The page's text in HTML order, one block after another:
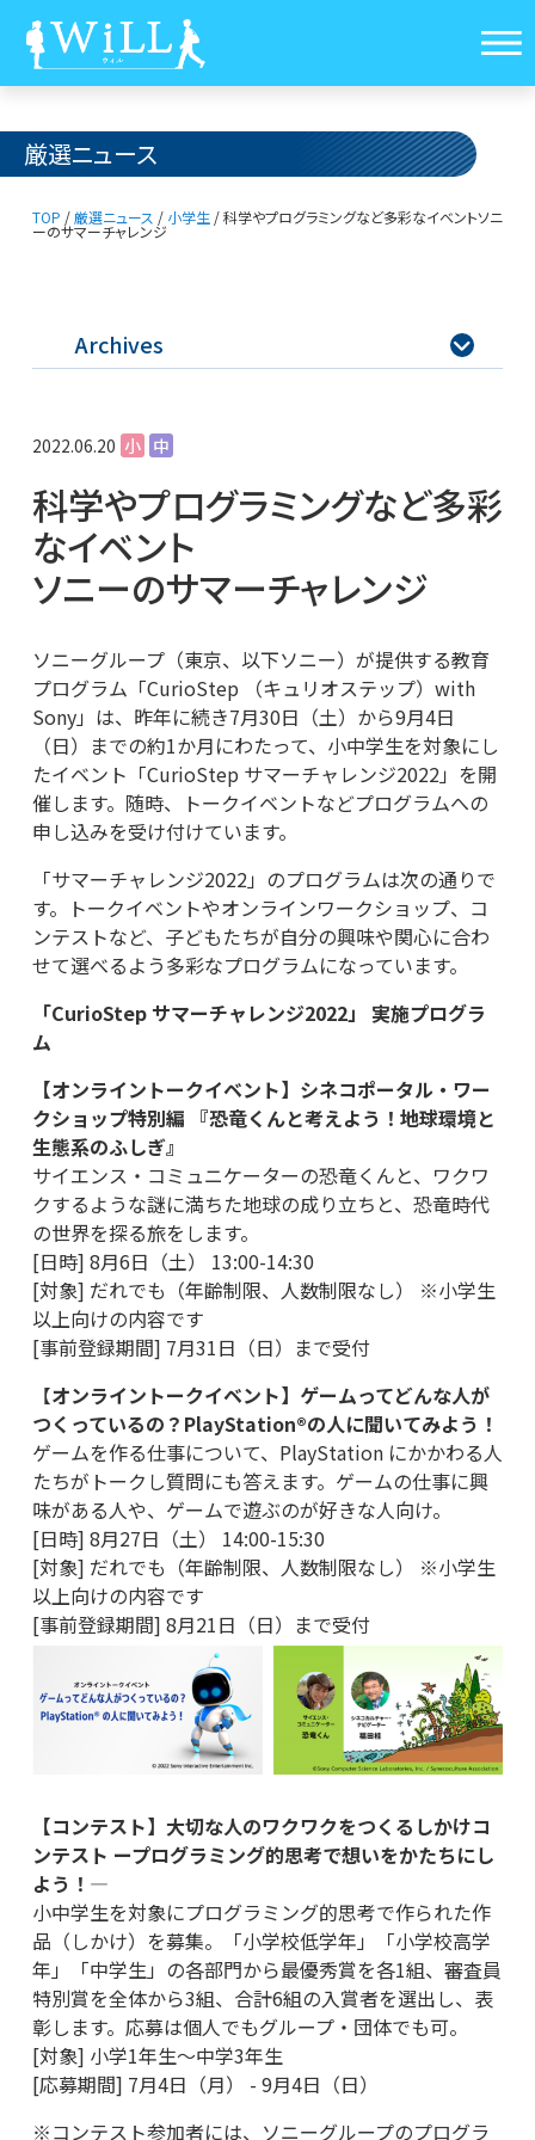
厳選ニュース
TOP /厳選ニュース / 小学生/科学やプログラミングなど多彩なイベントソニ
ーのサマーチャレンジ
Archives 
2022.06.20 小 中
科学やプログラミングなど多彩
なイベント
ソニーのサマーチャレンジ
ソニーグループ（東京、以下ソニー）が提供する教育
プログラム「CurioStep （キュリオステップ）with
Sony」は、昨年に続き7月30日（土）から9月4日
（日）までの約1か月にわたって、小中学生を対象にし
たイベント「CurioStep サマーチャレンジ2022」を開
催します。随時、トークイベントなどプログラムへの
申し込みを受け付けています。
「サマーチャレンジ2022」のプログラムは次の通りで
す。トークイベントやオンラインワークショップ、コ
ンテストなど、子どもたちが自分の興味や関心に合わ
せて選べるよう多彩なプログラムになっています。
「CurioStep サマーチャレンジ2022」 実施プログラ
ム
【オンライントークイベント】シネコポータル・ワー
クショップ特別編 『恐竜くんと考えよう！地球環境と
生態系のふしぎ』
サイエンス・コミュニケーターの恐竜くんと、ワクワ
クするような謎に満ちた地球の成り立ちと、恐竜時代
の世界を探る旅をします。
[日時] 8月6日（土） 13:00-14:30
[対象] だれでも（年齢制限、人数制限なし） ※小学生
以上向けの内容です
[事前登録期間] 7月31日（日）まで受付
【オンライントークイベント】ゲームってどんな人が
つくっているの？PlayStation®の人に聞いてみよう！
ゲームを作る仕事について、PlayStation にかかわる人
たちがトークし質問にも答えます。ゲームの仕事に興
味がある人や、ゲームで遊ぶのが好きな人向け。
[日時] 8月27日（土） 14:00-15:30
[対象] だれでも（年齢制限、人数制限なし） ※小学生
以上向けの内容です
[事前登録期間] 8月21日（日）まで受付
【コンテスト】大切な人のワクワクをつくるしかけコ
ンテスト ープログラミング的思考で想いをかたちにし
よう！―
小中学生を対象にプログラミング的思考で作られた作
品（しかけ）を募集。「小学校低学年」「小学校高学
年」「中学生」の各部門から最優秀賞を各1組、審査員
特別賞を全体から3組、合計6組の入賞者を選出し、表
彰します。応募は個人でもグループ・団体でも可。
[対象] 小学1年生～中学3年生
[応募期間] 7月4日（月） - 9月4日（日）
※コンテスト参加者には、ソニーグループのプログラ